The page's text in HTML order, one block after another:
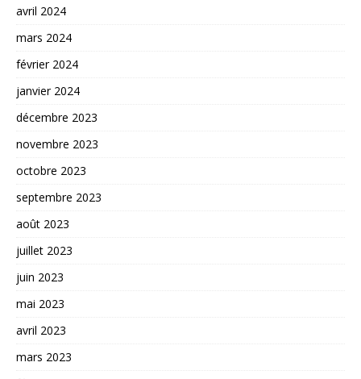
avril 2024
mars 2024
février 2024
janvier 2024
décembre 2023
novembre 2023
octobre 2023
septembre 2023
août 2023
juillet 2023
juin 2023
mai 2023
avril 2023
mars 2023